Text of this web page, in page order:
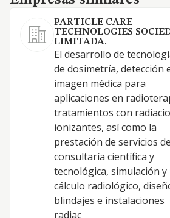
PARTICLE CARE
TECHNOLOGIES
LIMITADA.
El desarrollo de
de dosimetría, detección
imagen médica para
aplicaciones en
tratamientos con
ionizantes, así como la
prestación de servicios de
consultaría científica y
tecnológica, simulación y
cálculo radiológico,
blindajes e instalaciones
radiac